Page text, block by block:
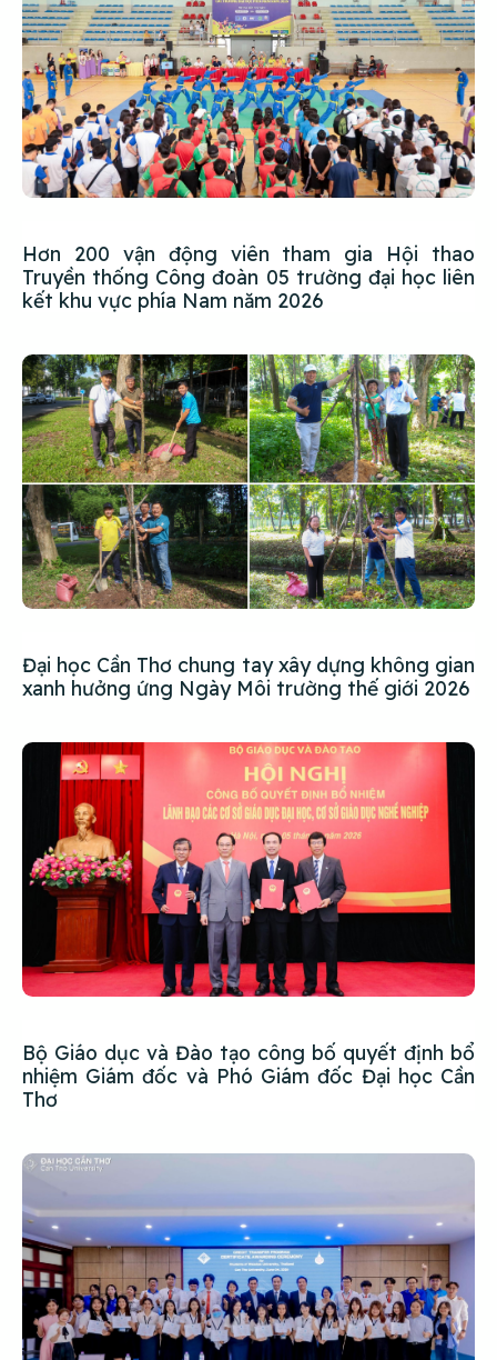
Hơn 200 vận động viên tham gia Hội thao
Truyền thống Công đoàn 05 trường đại học liên
kết khu vực phía Nam năm 2026
Đại học Cần Thơ chung tay xây dựng không gian
xanh hưởng ứng Ngày Môi trường thế giới 2026
Bộ Giáo dục và Đào tạo công bố quyết định bổ
nhiệm Giám đốc và Phó Giám đốc Đại học Cần
Thơ